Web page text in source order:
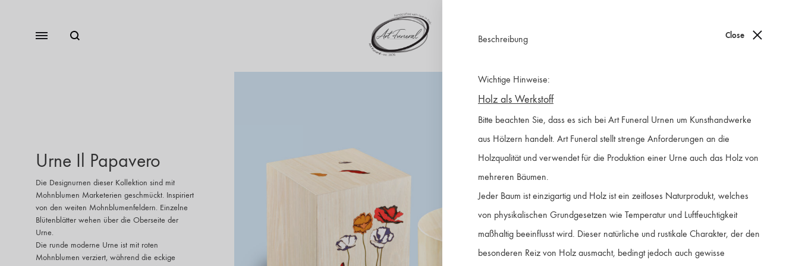
0
Urne Il Papavero
Die Designurnen dieser Kollektion sind mit
Mohnblumen Marketerien geschmückt. Inspiriert
von den weiten Mohnblumenfeldern. Einzelne
Blütenblätter wehen über die Oberseite der
Urne.
Die runde moderne Urne ist mit roten
Mohnblumen verziert, während die eckige
Close
Beschreibung
Wichtige Hinweise:
Holz als Werkstoff
Bitte beachten Sie, dass es sich bei Art Funeral Urnen um Kunsthandwerke
aus Hölzern handelt. Art Funeral stellt strenge Anforderungen an die
Holzqualität und verwendet für die Produktion einer Urne auch das Holz von
mehreren Bäumen.
Jeder Baum ist einzigartig und Holz ist ein zeitloses Naturprodukt, welches
von physikalischen Grundgesetzen wie Temperatur und Luftfeuchtigkeit
maßhaltig beeinflusst wird. Dieser natürliche und rustikale Charakter, der den
besonderen Reiz von Holz ausmacht, bedingt jedoch auch gewisse
Form